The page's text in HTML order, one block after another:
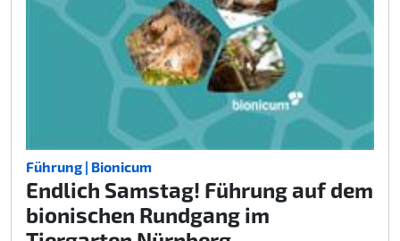
Führung | Bionicum
Endlich Samstag! Führung auf dem
bionischen Rundgang im